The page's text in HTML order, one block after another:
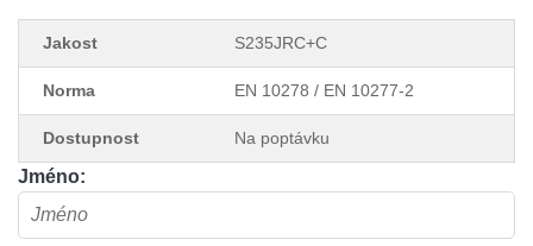
Jakost S235JRC+C
Norma EN 10278 / EN 10277-2
Dostupnost Na poptávku
Jméno: